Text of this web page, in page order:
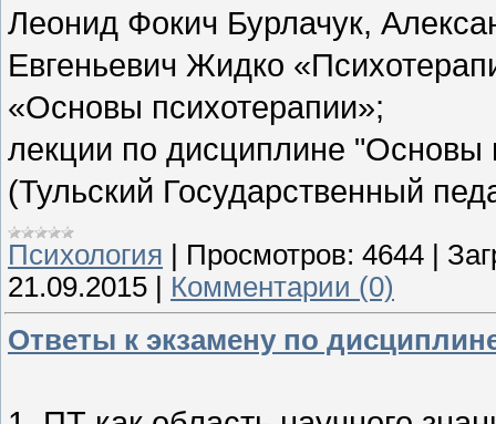
Леонид Фокич Бурлачук,
Евгеньевич Жидко
«Основы психотерапии»;
лекции по дисциплине
(Тульский Государственный
Психология Просмотров: 4644
21.09.2015
Комментарии (0)
Ответы к экзамену по